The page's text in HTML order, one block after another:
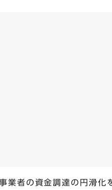
業者の資金調達の円滑